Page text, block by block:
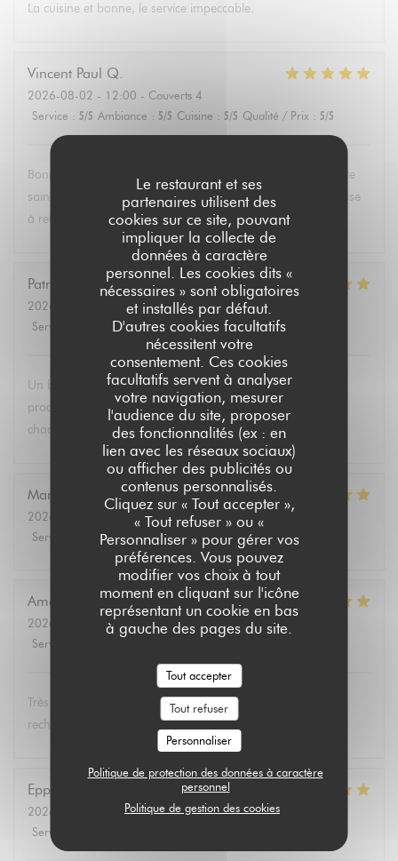
Le restaurant et ses
partenaires utilisent des
cookies sur ce site, pouvant
impliquer la collecte de
données à caractère
personnel. Les cookies dits «
nécessaires » sont obligatoires
et installés par défaut.
D'autres cookies facultatifs
nécessitent votre
consentement. Ces cookies
facultatifs servent à analyser
votre navigation, mesurer
l'audience du site, proposer
des fonctionnalités (ex : en
lien avec les réseaux sociaux)
ou afficher des publicités ou
contenus personnalisés.
Cliquez sur « Tout accepter »,
« Tout refuser » ou «
Personnaliser » pour gérer vos
préférences. Vous pouvez
modifier vos choix à tout
moment en cliquant sur l'icône
représentant un cookie en bas
à gauche des pages du site.
Tout accepter
Tout refuser
Personnaliser
Politique de protection des données à caractère
personnel
Politique de gestion des cookies
La cuisine et bonne, le service impeccable.
Vincent Paul Q
2026-08-02 - 12:00 - Couverts 4
Service : 5/5 Ambiance : 5/5 Cuisine : 5/5 Qualité / Prix : 5/5
Bonjour , super service et mets délicieux. Un belle découverte
saine et équilibrée pas évident à trouver partout. Une adresse
à retenir .Merci.
Patricia
2026-08-02
- 13:30 - Couverts 6
Service
Ambiance: 4/5 Cuisine: 5/5 Qualité / Prix
Un brunch dominical excellent avec un buffet de qualité de
produits végétariens et bio. Tous les convives se régalent à
chaque fois.
Marie Christine D
2026-08-02
- 13:30 - Couverts 2
Service
Ambiance: 4/5 Cuisine: 5/5 Qualité / Prix
Amélie
2026-08-01
- 19:00 - Couverts 3
Service
Très bon et service très agréable. Même mon père (qui
rechigne un peu sur le vegan) a adoré les lasagnes !
Eppo
2026-08-01
- 19:30 - Couverts 4
Service